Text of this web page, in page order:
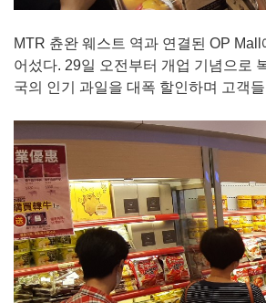
MTR 츈완 웨스트 역과 연결된 OP
어섰다. 29일 오전부터 개업 기념으로
국의 인기 과일을 대폭 할인하며 고객